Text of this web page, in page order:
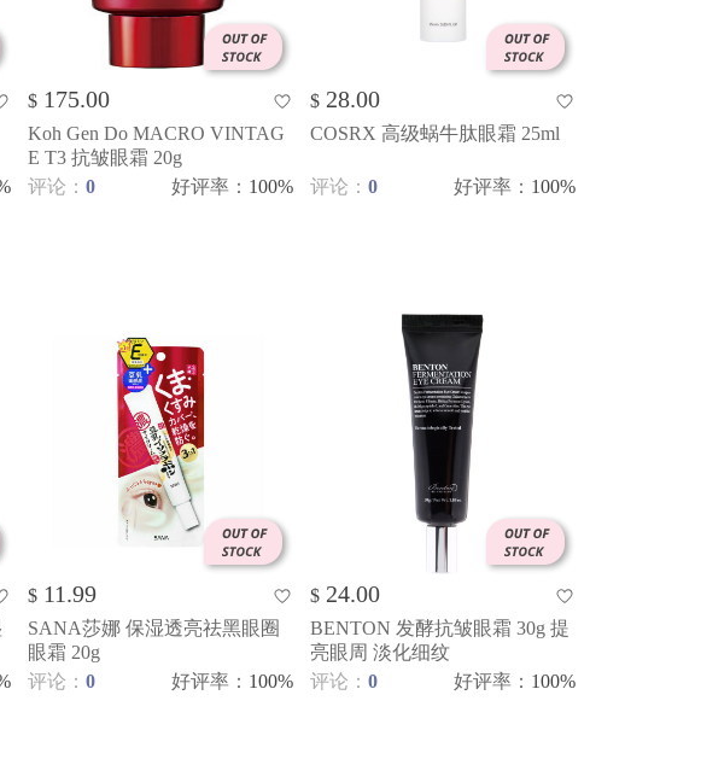
$ 175.00
Koh Gen Do MACRO VINTAG
E T3 抗皱眼霜 20g
评论： 0 好评率 ： 100%
$ 28.00
COSRX 高级蜗牛肽眼霜 25ml
评论： 0 好评率 ： 100%
$ 11.99
SANA莎娜 保湿透亮祛黑眼圈
眼霜 20g
评论： 0 好评率 ： 100%
$ 24.00
BENTON 发酵抗皱眼霜 30g 提
亮眼周 淡化细纹
评论： 0 好评率 ： 100%